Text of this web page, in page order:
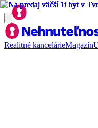
Realitné kancelárieMagazín